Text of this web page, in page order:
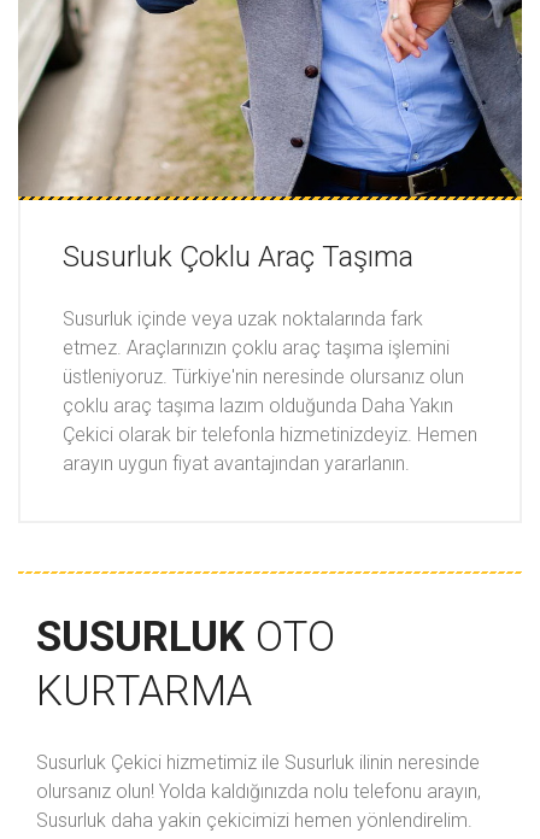
Susurluk Çoklu Araç Taşıma
Susurluk içinde veya uzak noktalarında fark
etmez. Araçlarınızın çoklu araç taşıma işlemini
üstleniyoruz. Türkiye'nin neresinde olursanız olun
çoklu araç taşıma lazım olduğunda Daha Yakın
Çekici olarak bir telefonla hizmetinizdeyiz. Hemen
arayın uygun fiyat avantajından yararlanın.
SUSURLUK OTO
KURTARMA
Susurluk Çekici hizmetimiz ile Susurluk ilinin neresinde
olursanız olun! Yolda kaldığınızda nolu telefonu arayın,
Susurluk daha yakin çekicimizi hemen yönlendirelim.